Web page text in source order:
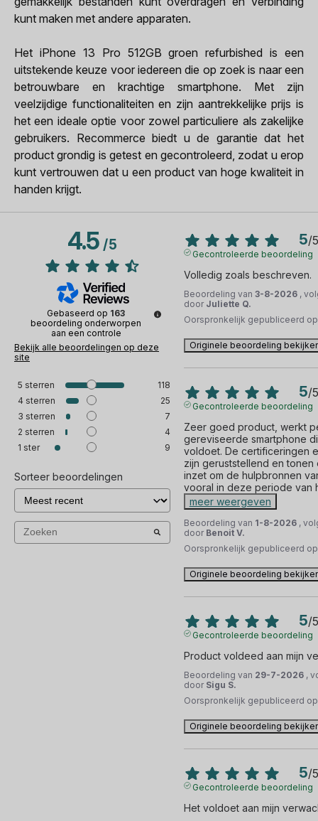
kunt maken met andere apparaten.
Het iPhone 13 Pro 512GB groen refurbished is een
uitstekende keuze voor iedereen die op zoek is naar een
betrouwbare en krachtige smartphone. Met zijn
veelzijdige functionaliteiten en zijn aantrekkelijke prijs is
het een ideale optie voor zowel particuliere als zakelijke
gebruikers. Recommerce biedt u de garantie dat het
product grondig is getest en gecontroleerd, zodat u erop
kunt vertrouwen dat u een product van hoge kwaliteit in
handen krijgt.
4.5/5
Gebaseerd op 163
beoordeling onderworpen
aan een controle
Bekijk alle beoordelingen op deze
site
5 sterren
118
4 sterren
25
3 sterren
7
2 sterren
4
1 ster 9
Sorteer beoordelingen
5/5
Gecontroleerde beoordeling
Volledig zoals beschreven.
Beoordeling van 3-8-2026 ,
door Juliette Q.
Oorspronkelijk gepubliceerd
Originele beoordeling
5/5
Gecontroleerde beoordeling
Zeer goed product, werkt
gereviseerde smartphone
voldoet. De certificeringen
zijn geruststellend en
inzet om de hulpbronnen
vooral in deze periode van
meer weergeven
Beoordeling van 1-8-2026 ,
door Benoit V.
Oorspronkelijk gepubliceerd
Originele beoordeling
5/5
Gecontroleerde beoordeling
Product voldeed aan mijn
Beoordeling van 29-7-2026 ,
door Sigu S.
Oorspronkelijk gepubliceerd
Originele beoordeling
5/5
Gecontroleerde beoordeling
Het voldoet aan mijn